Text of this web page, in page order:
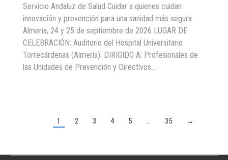
Servicio Andaluz de Salud Cuidar a quienes cuidan:
innovación y prevención para una sanidad más segura
Almería, 24 y 25 de septiembre de 2026 LUGAR DE
CELEBRACIÓN: Auditorio del Hospital Universitario
Torrecárdenas (Almería). DIRIGIDO A: Profesionales de
las Unidades de Prevención y Directivos…
1 2 3 4 5 … 35 →